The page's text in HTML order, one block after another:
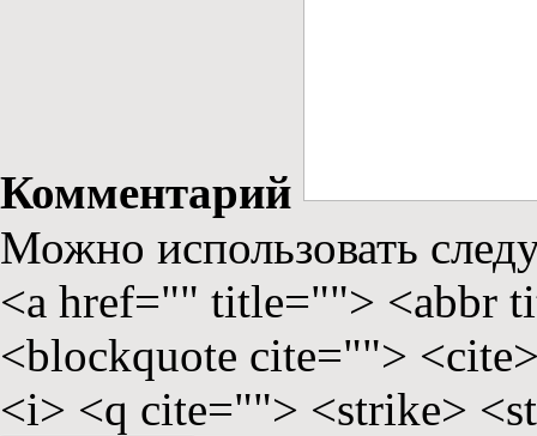
Комментарий
Можно использовать
<a href="" title=""> <abbr
<blockquote cite="">
<i> <q cite=""> <strike>